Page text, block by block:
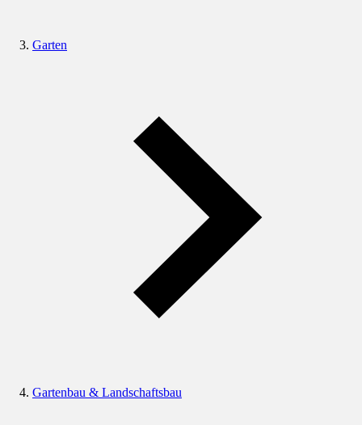
Garten
Gartenbau & Landschaftsbau